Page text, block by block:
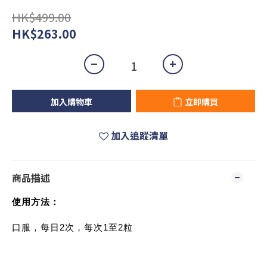
HK$499.00
HK$263.00
加入購物車 立即購買
加入追蹤清單
商品描述
使用方法：
口服，每日2次，每次1至2粒